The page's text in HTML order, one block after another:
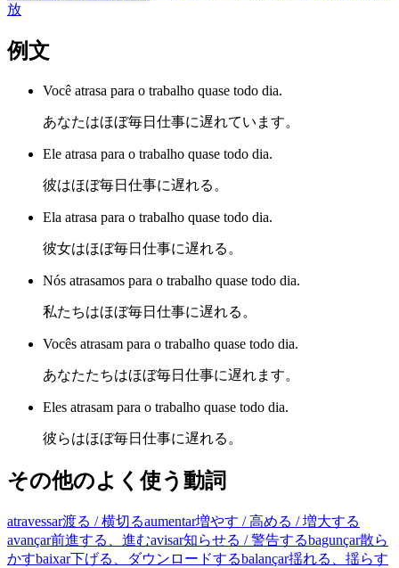
放
例文
Você atrasa para o trabalho quase todo dia.
あなたはほぼ毎日仕事に遅れています。
Ele atrasa para o trabalho quase todo dia.
彼はほぼ毎日仕事に遅れる。
Ela atrasa para o trabalho quase todo dia.
彼女はほぼ毎日仕事に遅れる。
Nós atrasamos para o trabalho quase todo dia.
私たちはほぼ毎日仕事に遅れる。
Vocês atrasam para o trabalho quase todo dia.
あなたたちはほぼ毎日仕事に遅れます。
Eles atrasam para o trabalho quase todo dia.
彼らはほぼ毎日仕事に遅れる。
その他のよく使う動詞
atravessar渡る / 横切るaumentar増やす / 高める / 増大する
avançar前進する、進むavisar知らせる / 警告するbagunçar散ら
かすbaixar下げる、ダウンロードするbalançar揺れる、揺らす